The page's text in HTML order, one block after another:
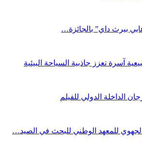
بيرث داي” بالجائزة…
آسرة تعزز جاذبية السياحة البيئية
الجهوي للمعهد الوطني للبحث في الصيد…